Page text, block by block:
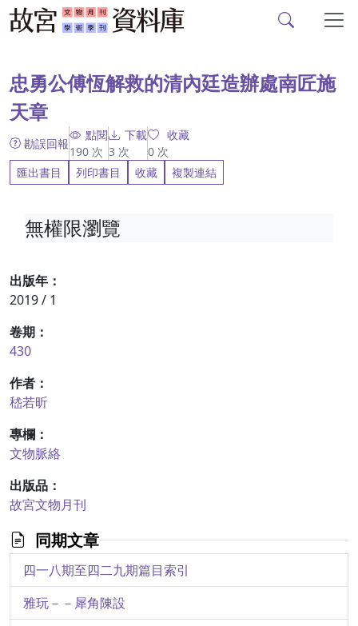
忠勇公傅恆解救的清內廷造辦處南匠施
天章
勘誤回報
點閱
190 次
下載
3 次
收藏
0 次
匯出書目
列印書目 收藏 複製連結
出版年：
2019 / 1
卷期：
430
作者：
嵇若昕
專欄：
文物脈絡
出版品：
故宮文物月刊
同期文章
四一八期至四二九期篇目索引
雅玩－－犀角陳設
無權限瀏覽